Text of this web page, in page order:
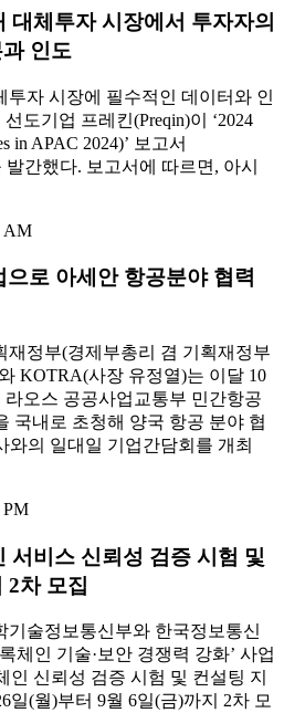
대체투자 시장에서 투자자의
인도
자 시장에 필수적인 데이터와 인
도기업 프레킨(Preqin)이 ‘2024
in APAC 2024)’ 보고서
발간했다. 보고서에 따르면, 아시
AM
로 아세안 항공분야 협력
재정부(경제부총리 겸 기획재정부
KOTRA(사장 유정열)는 이달 10
오스 공공사업교통부 민간항공
국내로 초청해 양국 항공 분야 협
와의 일대일 기업간담회를 개최
PM
서비스 신뢰성 검증 시험 및
2차 모집
기술정보통신부와 한국정보통신
체인 기술·보안 경쟁력 강화’ 사업
인 신뢰성 검증 시험 및 컨설팅 지
일(월)부터 9월 6일(금)까지 2차 모